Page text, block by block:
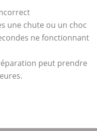
une chute ou un choc
ne fonctionnant
peut prendre